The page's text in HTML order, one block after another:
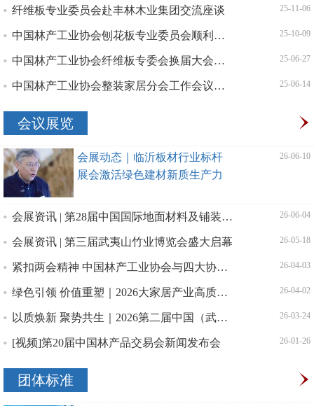
纤维板专业委员会赴丰林木业集团交流座谈 | 25-11-06
中国林产工业协会刨花板专业委员会顺利换届 | 25-10-09
中国林产工业协会纤维板专委会换届大会暨纤维板行业高质量发展研讨会召开 | 25-06-27
中国林产工业协会整装家居分会工作会议召开 共探行业高质量发展新路径 | 25-06-14
会议展览
会展动态｜临沂板材行业标杆
展会激活绿色建材新质生产力
| 26-06-10
会展资讯 | 第28届中国国际地面材料及铺装技术展览会圆满召开 地材行业共话高质量发展 | 26-06-04
会展资讯 | 第三届武夷山竹业博览会盛大启幕 | 26-05-18
紧扣两会精神 中国林产工业协会与四大协会携手领军企业擘画绿色转型新路径 | 26-04-03
绿色引领 价值重塑｜2026大家居产业高质量发展大会暨3・15绿色消费行动圆满召 | 26-04-02
以质焕新 聚势共生｜2026第二届中国（武汉）整装定制家居展盛大启幕 | 26-03-24
[视频]第20届中国林产品交易会新闻发布会 | 26-01-26
团体标准